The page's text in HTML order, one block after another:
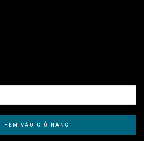
THÊM VÀO GIỎ HÀNG